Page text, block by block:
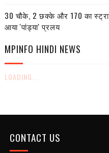
30 चौके, 2 छक्के और 170 का
आया 'पांड्या' प्रलय
MPINFO HINDI NEWS
LOADING...
CONTACT US